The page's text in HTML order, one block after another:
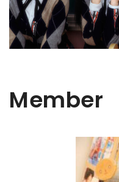
Member